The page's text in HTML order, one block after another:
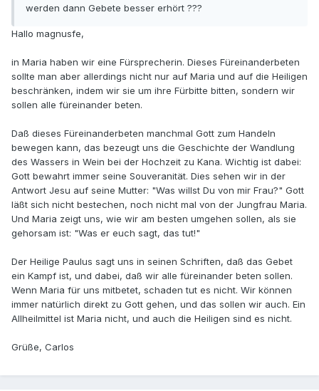
werden dann Gebete besser erhört ???
Hallo magnusfe,
in Maria haben wir eine Fürsprecherin. Dieses Füreinanderbeten
sollte man aber allerdings nicht nur auf Maria und auf die Heiligen
beschränken, indem wir sie um ihre Fürbitte bitten, sondern wir
sollen alle füreinander beten.
Daß dieses Füreinanderbeten manchmal Gott zum Handeln
bewegen kann, das bezeugt uns die Geschichte der Wandlung
des Wassers in Wein bei der Hochzeit zu Kana. Wichtig ist dabei:
Gott bewahrt immer seine Souveranität. Dies sehen wir in der
Antwort Jesu auf seine Mutter: "Was willst Du von mir Frau?" Gott
läßt sich nicht bestechen, noch nicht mal von der Jungfrau Maria.
Und Maria zeigt uns, wie wir am besten umgehen sollen, als sie
gehorsam ist: "Was er euch sagt, das tut!"
Der Heilige Paulus sagt uns in seinen Schriften, daß das Gebet
ein Kampf ist, und dabei, daß wir alle füreinander beten sollen.
Wenn Maria für uns mitbetet, schaden tut es nicht. Wir können
immer natürlich direkt zu Gott gehen, und das sollen wir auch. Ein
Allheilmittel ist Maria nicht, und auch die Heiligen sind es nicht.
Grüße, Carlos